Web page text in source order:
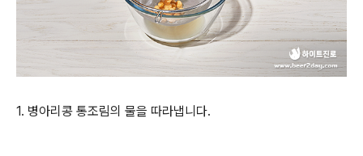
1. 병아리콩 통조림의 물을 따라냅니다.